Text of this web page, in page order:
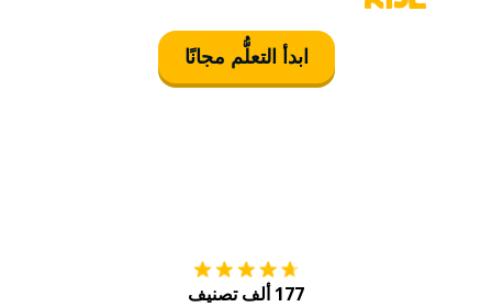
ابدأ التعلُّم مجانًا
177 ألف تصنيف